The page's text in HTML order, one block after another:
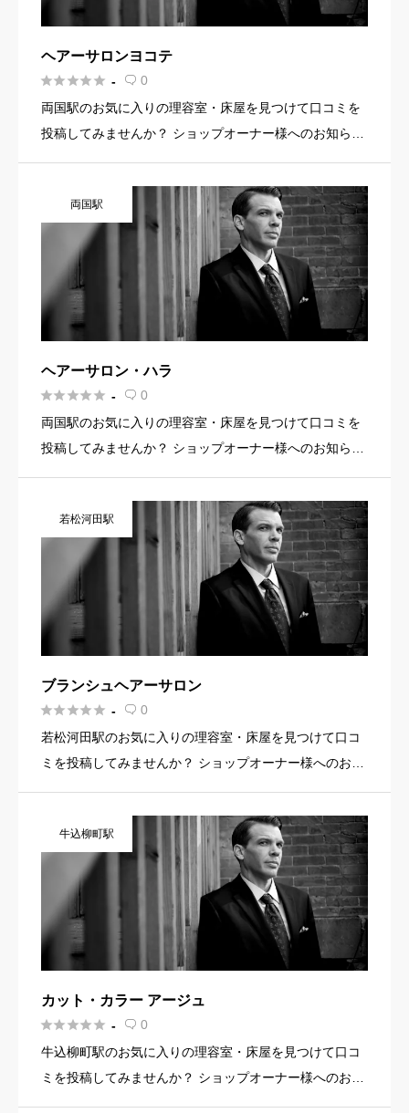
ヘアーサロンヨコテ
 -  0
両国駅のお気に入りの理容室・床屋を見つけて口コミを
投稿してみませんか？ ショップオーナー様へのお知らせ
メージ写真・メニュー・PR文章・ホームページリンクな
ど機能を使っ […]
両国駅
ヘアーサロン・ハラ
 -  0
両国駅のお気に入りの理容室・床屋を見つけて口コミを
投稿してみませんか？ ショップオーナー様へのお知らせ
メージ写真・メニュー・PR文章・ホームページリンクな
ど機能を使っ […]
若松河田駅
ブランシュヘアーサロン
 -  0
若松河田駅のお気に入りの理容室・床屋を見つけて口コ
ミを投稿してみませんか？ ショップオーナー様へのお知
報・イメージ写真・メニュー・PR文章・ホームページリ
ンクなど機能を […]
牛込柳町駅
カット・カラー アージュ
 -  0
牛込柳町駅のお気に入りの理容室・床屋を見つけて口コ
ミを投稿してみませんか？ ショップオーナー様へのお知